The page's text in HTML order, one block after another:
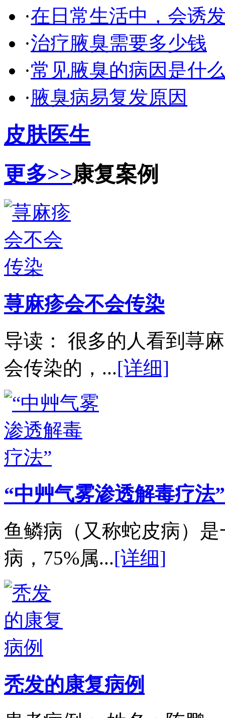
·在日常生活中，会诱
·治疗腋臭需要多少钱
·常见腋臭的病因是什
·腋臭病易复发原因
皮肤医生
更多>>康复案例
荨麻疹会不会传染
导读： 很多的人看到荨
会传染的，...[详细]
“中艸气雾渗透解毒疗法”
鱼鳞病（又称蛇皮病）
病，75%属...[详细]
秃发的康复病例